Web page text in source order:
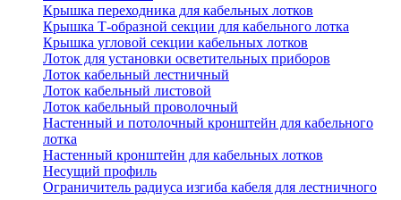
Крышка переходника для кабельных лотков
Крышка Т-образной секции для кабельного лотка
Крышка угловой секции кабельных лотков
Лоток для установки осветительных приборов
Лоток кабельный лестничный
Лоток кабельный листовой
Лоток кабельный проволочный
Настенный и потолочный кронштейн для кабельного
лотка
Настенный кронштейн для кабельных лотков
Несущий профиль
Ограничитель радиуса изгиба кабеля для лестничного